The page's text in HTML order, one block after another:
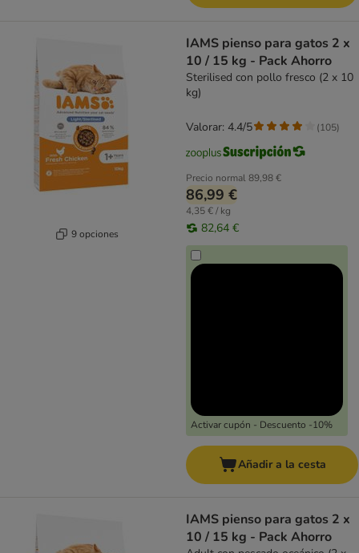
9 opciones
IAMS pienso para gatos 2 x
10 / 15 kg - Pack Ahorro
Sterilised con pollo fresco (2 x 10
kg)
Precio normal89,98 €
86,99 €
4,35 € / kg
82,64 €
Activar cupón - Descuento -10%
Valorar: 4.4/5 (105)
Añadir a la cesta
IAMS pienso para gatos 2 x
10 / 15 kg - Pack Ahorro